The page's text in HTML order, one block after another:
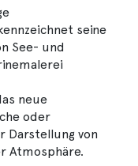
seine
See- und
neue
oder
Darstellung von
Atmosphäre.